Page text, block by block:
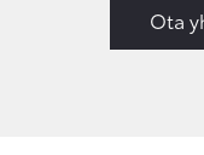
Ota